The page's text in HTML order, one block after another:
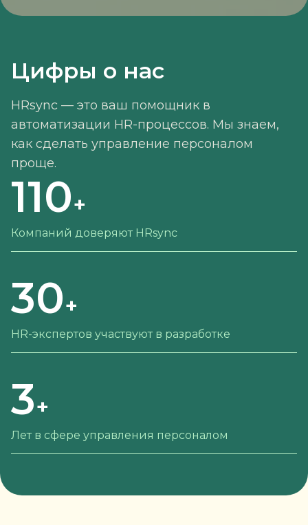
Цифры о нас
HRsync — это ваш помощник в
автоматизации HR-процессов. Мы знаем,
как сделать управление персоналом
проще.
110+
Компаний доверяют HRsync
30+
HR-экспертов участвуют в разработке
3+
Лет в сфере управления персоналом